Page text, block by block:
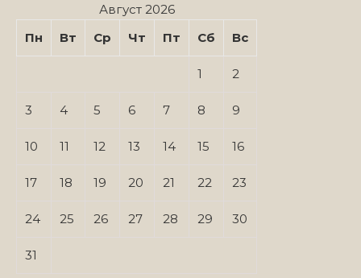
Август 2026
Пн
Вт Ср Чт Пт Сб Вс
1 2
3 4 5 6 7 8 9
10 11 12 13 14 15 16
17 18 19 20 21 22 23
24 25 26 27 28 29 30
31